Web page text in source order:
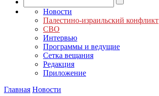
Новости
Палестино-израильский конфликт
СВО
Интервью
Программы и ведущие
Сетка вещания
Редакция
Приложение
Главная Новости